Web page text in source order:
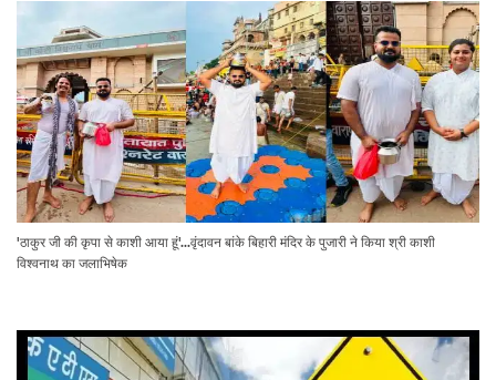
'ठाकुर जी की कृपा से काशी आया हूं'...वृंदावन बांके बिहारी मंदिर के पुजारी ने किया श्री काशी
विश्वनाथ का जलाभिषेक